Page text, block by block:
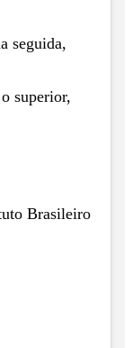
seguida,
superior,
Brasileiro